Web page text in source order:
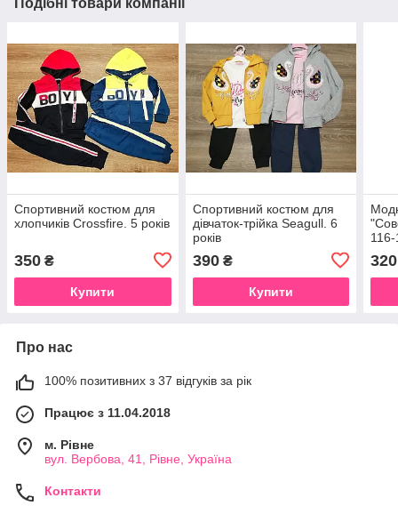
Подібні товари компанії
Спортивний костюм для
хлопчиків Crossfire. 5 років
350 ₴
Купити
Спортивний костюм для
дівчаток-трійка Seagull. 6
років
390₴
Купити
320
Про нас
100% позитивних з 37 відгуків за рік
Працює з 11.04.2018
м. Рівне
вул. Вербова, 41, Рівне, Україна
Контакти